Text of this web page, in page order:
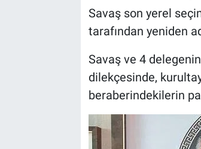
Savaş son yerel
tarafından yeniden
Savaş ve 4
dilekçesinde,
beraberindekilerin